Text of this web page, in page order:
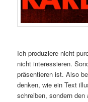
Ich produziere nicht
nicht interessieren.
präsentieren ist. Also
denken, wie ein Text
schreiben, sondern